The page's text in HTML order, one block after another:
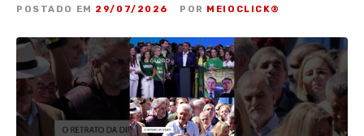
POSTADO EM 29/07/2026 POR MEIOCLICK®